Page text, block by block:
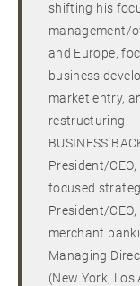
shifting his
management/
and Europe,
business
market entry,
restructuring.
BUSINESS
President/
focused
President/
merchant
Managing
(New York,